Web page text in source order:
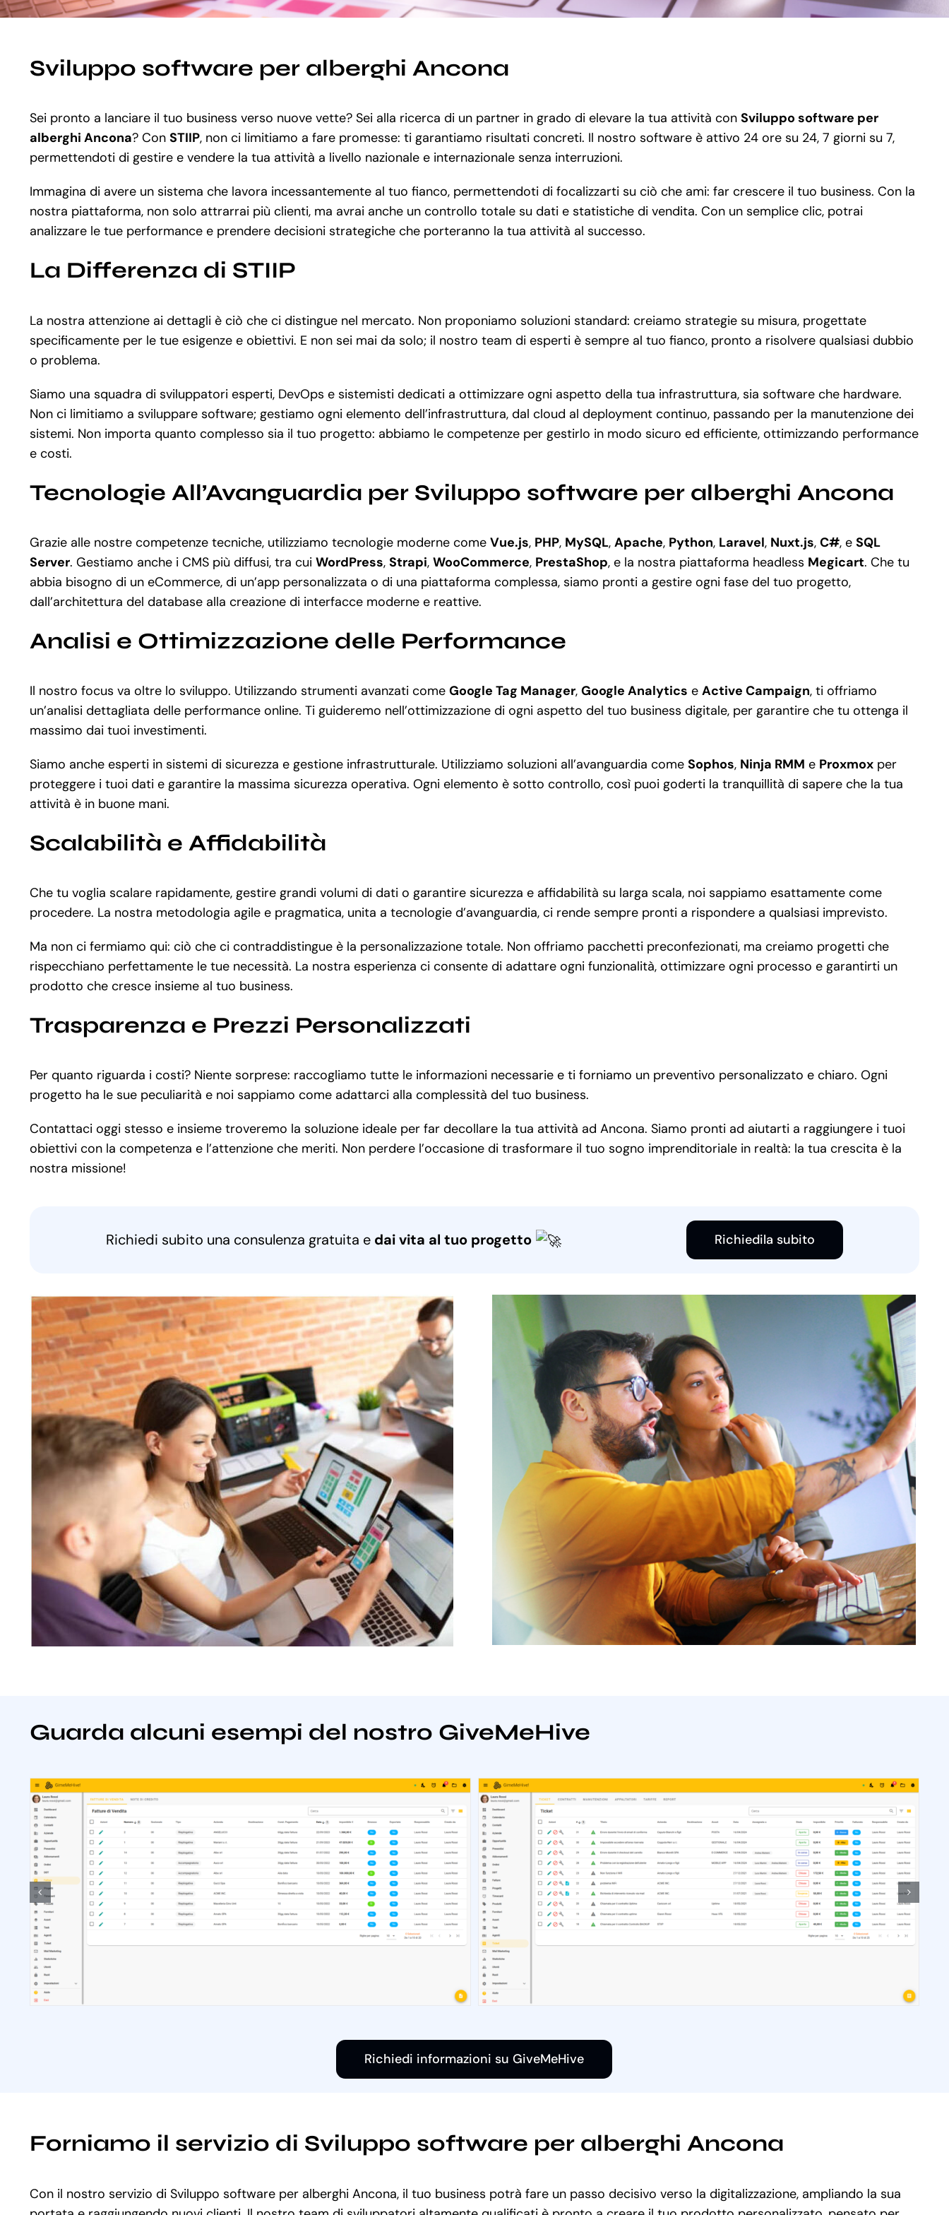
Sviluppo software per alberghi Ancona
Sei pronto a lanciare il tuo business verso nuove vette? Sei alla ricerca di un partner in grado di elevare la tua attività con Sviluppo software per
alberghi Ancona? Con STIIP, non ci limitiamo a fare promesse: ti garantiamo risultati concreti. Il nostro software è attivo 24 ore su 24, 7 giorni su 7,
permettendoti di gestire e vendere la tua attività a livello nazionale e internazionale senza interruzioni.
Immagina di avere un sistema che lavora incessantemente al tuo fianco, permettendoti di focalizzarti su ciò che ami: far crescere il tuo business. Con la
nostra piattaforma, non solo attrarrai più clienti, ma avrai anche un controllo totale su dati e statistiche di vendita. Con un semplice clic, potrai
analizzare le tue performance e prendere decisioni strategiche che porteranno la tua attività al successo.
La Differenza di STIIP
La nostra attenzione ai dettagli è ciò che ci distingue nel mercato. Non proponiamo soluzioni standard: creiamo strategie su misura, progettate
specificamente per le tue esigenze e obiettivi. E non sei mai da solo; il nostro team di esperti è sempre al tuo fianco, pronto a risolvere qualsiasi dubbio
o problema.
Siamo una squadra di sviluppatori esperti, DevOps e sistemisti dedicati a ottimizzare ogni aspetto della tua infrastruttura, sia software che hardware.
Non ci limitiamo a sviluppare software; gestiamo ogni elemento dell’infrastruttura, dal cloud al deployment continuo, passando per la manutenzione dei
sistemi. Non importa quanto complesso sia il tuo progetto: abbiamo le competenze per gestirlo in modo sicuro ed efficiente, ottimizzando performance
e costi.
Tecnologie All’Avanguardia per Sviluppo software per alberghi Ancona
Grazie alle nostre competenze tecniche, utilizziamo tecnologie moderne come Vue.js, PHP, MySQL, Apache, Python, Laravel, Nuxt.js, C#, e SQL
Server. Gestiamo anche i CMS più diffusi, tra cui WordPress, Strapi, WooCommerce, PrestaShop, e la nostra piattaforma headless Megicart. Che tu
abbia bisogno di un eCommerce, di un’app personalizzata o di una piattaforma complessa, siamo pronti a gestire ogni fase del tuo progetto,
dall’architettura del database alla creazione di interfacce moderne e reattive.
Analisi e Ottimizzazione delle Performance
Il nostro focus va oltre lo sviluppo. Utilizzando strumenti avanzati come Google Tag Manager, Google Analytics e Active Campaign, ti offriamo
un’analisi dettagliata delle performance online. Ti guideremo nell’ottimizzazione di ogni aspetto del tuo business digitale, per garantire che tu ottenga il
massimo dai tuoi investimenti.
Siamo anche esperti in sistemi di sicurezza e gestione infrastrutturale. Utilizziamo soluzioni all’avanguardia come Sophos, Ninja RMM e Proxmoxper
proteggere i tuoi dati e garantire la massima sicurezza operativa. Ogni elemento è sotto controllo, così puoi goderti la tranquillità di sapere che la tua
attività è in buone mani.
Scalabilità e Affidabilità
Che tu voglia scalare rapidamente, gestire grandi volumi di dati o garantire sicurezza e affidabilità su larga scala, noi sappiamo esattamente come
procedere. La nostra metodologia agile e pragmatica, unita a tecnologie d’avanguardia, ci rende sempre pronti a rispondere a qualsiasi imprevisto.
Ma non ci fermiamo qui: ciò che ci contraddistingue è la personalizzazione totale. Non offriamo pacchetti preconfezionati, ma creiamo progetti che
rispecchiano perfettamente le tue necessità. La nostra esperienza ci consente di adattare ogni funzionalità, ottimizzare ogni processo e garantirti un
prodotto che cresce insieme al tuo business.
Trasparenza e Prezzi Personalizzati
Per quanto riguarda i costi? Niente sorprese: raccogliamo tutte le informazioni necessarie e ti forniamo un preventivo personalizzato e chiaro. Ogni
progetto ha le sue peculiarità e noi sappiamo come adattarci alla complessità del tuo business.
Contattaci oggi stesso e insieme troveremo la soluzione ideale per far decollare la tua attività ad Ancona. Siamo pronti ad aiutarti a raggiungere i tuoi
obiettivi con la competenza e l’attenzione che meriti. Non perdere l’occasione di trasformare il tuo sogno imprenditoriale in realtà: la tua crescita è la
nostra missione!
Richiedi subito una consulenza gratuita e dai vita al tuo progetto Richiedila subito
Guarda alcuni esempi del nostro GiveMeHive
Richiedi informazioni su GiveMeHive
Forniamo il servizio di Sviluppo software per alberghi Ancona
Con il nostro servizio di Sviluppo software per alberghi Ancona, il tuo business potrà fare un passo decisivo verso la digitalizzazione, ampliando la sua